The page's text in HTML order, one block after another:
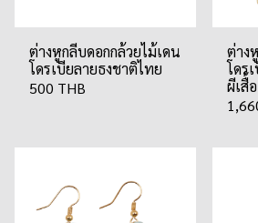
ต่างหูกลีบดอกกล้วยไม้เดน
โดรเบียลายธงชาติไทย
500 THB
ต่าง
โดร
ผีเสื้อ